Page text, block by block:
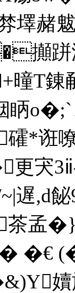
墿赭
攧跰
曈T錬
眪
*诳嘹
3ⅱ
,d
孟�
�€